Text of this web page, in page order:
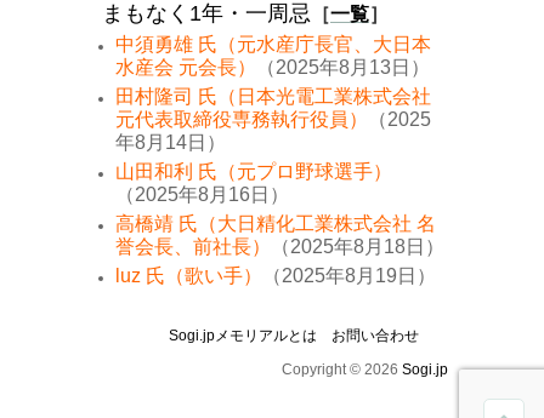
まもなく1年・一周忌 ［一覧］
中須勇雄 氏（元水産庁長官、大日本
水産会 元会長）
（2025年8月13日）
田村隆司 氏（日本光電工業株式会社
元代表取締役専務執行役員）
（2025
年8月14日）
山田和利 氏（元プロ野球選手）
（2025年8月16日）
高橋靖 氏（大日精化工業株式会社 名
誉会長、前社長）
（2025年8月18日）
luz 氏（歌い手）
（2025年8月19日）
Sogi.jpメモリアルとは
お問い合わせ
Copyright © 2026 Sogi.jp